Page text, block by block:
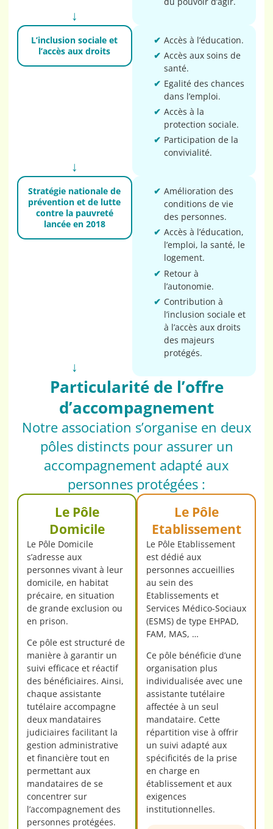
L’inclusion sociale et
l’accès aux droits
Accès à l’éducation.
Accès aux soins de
santé.
Egalité des chances
dans l’emploi.
Accès à la
protection sociale.
Participation de la
convivialité.
Stratégie nationale de
prévention et de lutte
contre la pauvreté
lancée en 2018
Amélioration des
conditions de vie
des personnes.
Accès à l’éducation,
l’emploi, la santé, le
logement.
Retour à
l’autonomie.
Contribution à
l’inclusion sociale et
à l’accès aux droits
des majeurs
protégés.
Particularité de l’offre
d’accompagnement
Notre association s’organise en deux
pôles distincts pour assurer un
accompagnement adapté aux
personnes protégées :
Le Pôle
Domicile
Le Pôle Domicile
s’adresse aux
personnes vivant à leur
domicile, en habitat
précaire, en situation
de grande exclusion ou
en prison.
Ce pôle est structuré de
manière à garantir un
suivi efficace et réactif
des bénéficiaires. Ainsi,
chaque assistante
tutélaire accompagne
deux mandataires
judiciaires facilitant la
gestion administrative
et financière tout en
permettant aux
mandataires de se
concentrer sur
l’accompagnement des
personnes protégées.
Le Pôle
Etablissement
Le Pôle Etablissement
est dédié aux
personnes accueillies
au sein des
Etablissements et
Services Médico-Sociaux
(ESMS) de type EHPAD,
FAM, MAS, …
Ce pôle bénéficie d’une
organisation plus
individualisée avec une
assistante tutélaire
affectée à un seul
mandataire. Cette
répartition vise à offrir
un suivi adapté aux
spécificités de la prise
en charge en
établissement et aux
exigences
institutionnelles.